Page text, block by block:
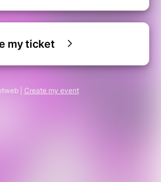
my ticket
| Create my event